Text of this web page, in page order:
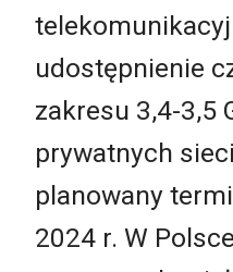
udostępnienie
zakresu 3,4-3,5
prywatnych
planowany
2024 r. W